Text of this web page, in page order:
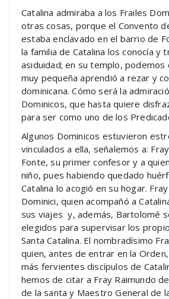
Catalina admiraba a los Frailes
otras cosas, porque el Convento
estaba enclavado en el barrio de
la familia de Catalina los conocía y
asiduidad; en su templo, podemos
muy pequeña aprendió a rezar y
dominicana. Cómo será la
Dominicos, que hasta quiere
para ser como uno de los
Algunos Dominicos estuvieron
vinculados a ella, señalemos a:
Fonte, su primer confesor y a
niño, pues habiendo quedado
Catalina lo acogió en su hogar.
Dominici, quien acompañó a
sus viajes y, además, Bartolomé
elegidos para supervisar los
Santa Catalina. El nombradísimo
quien, antes de entrar en la
más fervientes discípulos de
hemos de citar a Fray Raimundo
de la santa y Maestro General de